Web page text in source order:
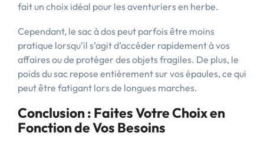
fait un choix idéal pour les aventuriers en herbe.
Cependant, le sac à dos peut parfois être moins
pratique lorsqu’il s’agit d’accéder rapidement à vos
affaires ou de protéger des objets fragiles. De plus, le
poids du sac repose entièrement sur vos épaules, ce qui
peut être fatigant lors de longues marches.
Conclusion : Faites Votre Choix en
Fonction de Vos Besoins